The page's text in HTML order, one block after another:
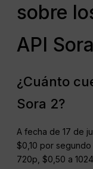
sobre
API
¿Cuánto
Sora 2?
A fecha de 17 de
$0,10 por
720p, $0,50 a